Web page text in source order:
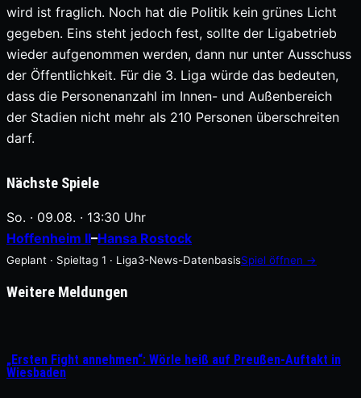
wird ist fraglich. Noch hat die Politik kein grünes Licht
gegeben. Eins steht jedoch fest, sollte der Ligabetrieb
wieder aufgenommen werden, dann nur unter Ausschuss
der Öffentlichkeit. Für die 3. Liga würde das bedeuten,
dass die Personenanzahl im Innen- und Außenbereich
der Stadien nicht mehr als 210 Personen überschreiten
darf.
Nächste Spiele
So. · 09.08. · 13:30 Uhr
Hoffenheim II–Hansa Rostock
Geplant · Spieltag 1 · Liga3-News-DatenbasisSpiel öffnen →
Weitere Meldungen
„Ersten Fight annehmen“: Wörle heiß auf Preußen-Auftakt in
Wiesbaden